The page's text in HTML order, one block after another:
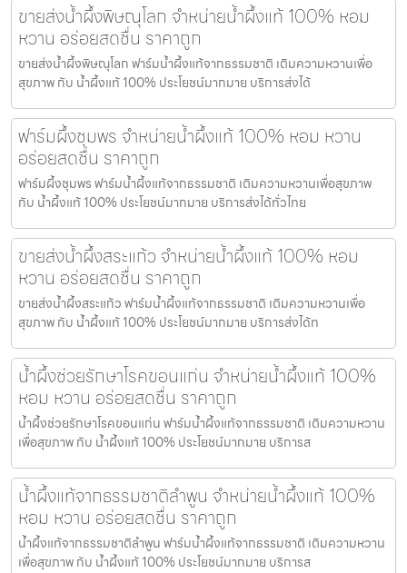
ขายส่งน้ำผึ้งพิษณุโลก จำหน่ายน้ำผึ้งแท้ 100% หอม
หวาน อร่อยสดชื่น ราคาถูก
ขายส่งน้ำผึ้งพิษณุโลก ฟาร์มน้ำผึ้งแท้จากธรรมชาติ เติมความหวานเพื่อ
สุขภาพ กับ น้ำผึ้งแท้ 100% ประโยชน์มากมาย บริการส่งได้
ฟาร์มผึ้งชุมพร จำหน่ายน้ำผึ้งแท้ 100% หอม หวาน
อร่อยสดชื่น ราคาถูก
ฟาร์มผึ้งชุมพร ฟาร์มน้ำผึ้งแท้จากธรรมชาติ เติมความหวานเพื่อสุขภาพ
กับ น้ำผึ้งแท้ 100% ประโยชน์มากมาย บริการส่งได้ทั่วไทย
ขายส่งน้ำผึ้งสระแก้ว จำหน่ายน้ำผึ้งแท้ 100% หอม
หวาน อร่อยสดชื่น ราคาถูก
ขายส่งน้ำผึ้งสระแก้ว ฟาร์มน้ำผึ้งแท้จากธรรมชาติ เติมความหวานเพื่อ
สุขภาพ กับ น้ำผึ้งแท้ 100% ประโยชน์มากมาย บริการส่งได้ท
น้ำผึ้งช่วยรักษาโรคขอนแก่น จำหน่ายน้ำผึ้งแท้ 100%
หอม หวาน อร่อยสดชื่น ราคาถูก
น้ำผึ้งช่วยรักษาโรคขอนแก่น ฟาร์มน้ำผึ้งแท้จากธรรมชาติ เติมความหวาน
เพื่อสุขภาพ กับ น้ำผึ้งแท้ 100% ประโยชน์มากมาย บริการส
น้ำผึ้งแท้จากธรรมชาติลำพูน จำหน่ายน้ำผึ้งแท้ 100%
หอม หวาน อร่อยสดชื่น ราคาถูก
น้ำผึ้งแท้จากธรรมชาติลำพูน ฟาร์มน้ำผึ้งแท้จากธรรมชาติ เติมความหวาน
เพื่อสุขภาพ กับ น้ำผึ้งแท้ 100% ประโยชน์มากมาย บริการส